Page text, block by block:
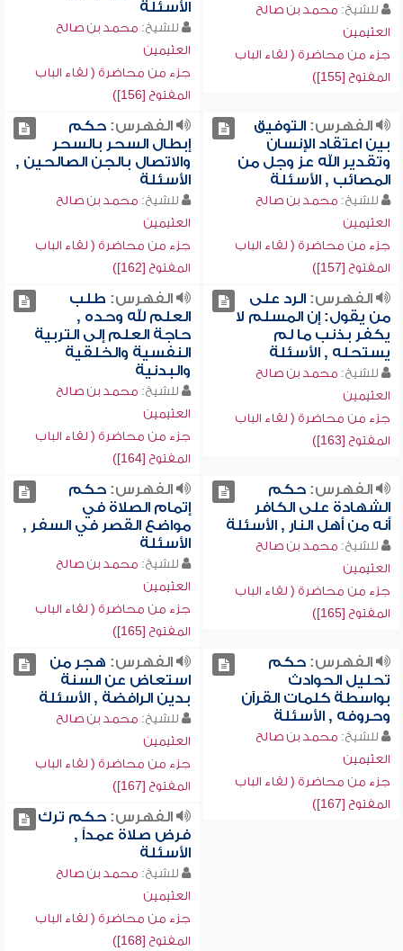
للشيخ: محمد بن صالح
العثيمين
جزء من محاضرة ( لقاء الباب
المفتوح [155])
الأسئلة
للشيخ: محمد بن صالح
العثيمين
جزء من محاضرة ( لقاء الباب
المفتوح [156])
الفهرس:التوفيق
بين اعتقاد الإنسان
وتقدير الله عز وجل من
المصائب , الأسئلة
للشيخ: محمد بن صالح
العثيمين
جزء من محاضرة ( لقاء الباب
المفتوح [157])
الفهرس:حكم
إبطال السحر بالسحر
والاتصال بالجن الصالحين ,
الأسئلة
للشيخ: محمد بن صالح
العثيمين
جزء من محاضرة ( لقاء الباب
المفتوح [162])
الفهرس:الرد على
من يقول: إن المسلم لا
يكفر بذنب ما لم
يستحله , الأسئلة
للشيخ: محمد بن صالح
العثيمين
جزء من محاضرة ( لقاء الباب
المفتوح [163])
الفهرس: طلب
العلم لله وحده ,
حاجة العلم إلى التربية
النفسية والخلقية
والبدنية
للشيخ: محمد بن صالح
العثيمين
جزء من محاضرة ( لقاء الباب
المفتوح [164])
الفهرس:حكم
الشهادة على الكافر
أنه من أهل النار , الأسئلة
للشيخ: محمد بن صالح
العثيمين
جزء من محاضرة ( لقاء الباب
المفتوح [165])
الفهرس:حكم
إتمام الصلاة في
مواضع القصر في السفر ,
الأسئلة
للشيخ: محمد بن صالح
العثيمين
جزء من محاضرة ( لقاء الباب
المفتوح [165])
الفهرس:حكم
تحليل الحوادث
بواسطة كلمات القرآن
وحروفه , الأسئلة
للشيخ: محمد بن صالح
العثيمين
جزء من محاضرة ( لقاء الباب
المفتوح [167])
الفهرس: هجر من
استعاض عن السنة
بدين الرافضة , الأسئلة
للشيخ: محمد بن صالح
العثيمين
جزء من محاضرة ( لقاء الباب
المفتوح [167])
الفهرس:حكم ترك
فرض صلاة عمداً ,
الأسئلة
للشيخ: محمد بن صالح
العثيمين
جزء من محاضرة ( لقاء الباب
المفتوح [168])